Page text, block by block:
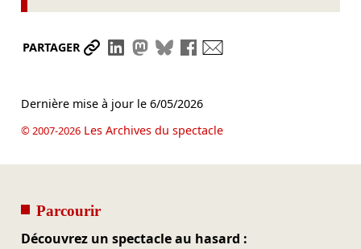
PARTAGER Partager le lien
Partager sur LinkedIn
Partager sur Mastodon
Partager sur Bluesky
Partager sur Facebook
Dernière mise à jour le 6/05/2026
© 2007-2026Les Archives du spectacle
Parcourir
Découvrez un spectacle au hasard :